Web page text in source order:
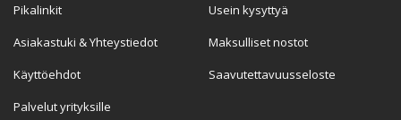
Pikalinkit
Asiakastuki & Yhteystiedot
Käyttöehdot
Palvelut yrityksille
Usein kysyttyä
Maksulliset nostot
Saavutettavuusseloste